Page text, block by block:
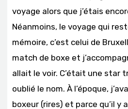
voyage alors que j’étais
Néanmoins, le voyage qui
mémoire, c’est celui de
match de boxe et
allait le voir. C’était une star
oublié le nom. À l’époque,
boxeur (rires) et parce qu’il y